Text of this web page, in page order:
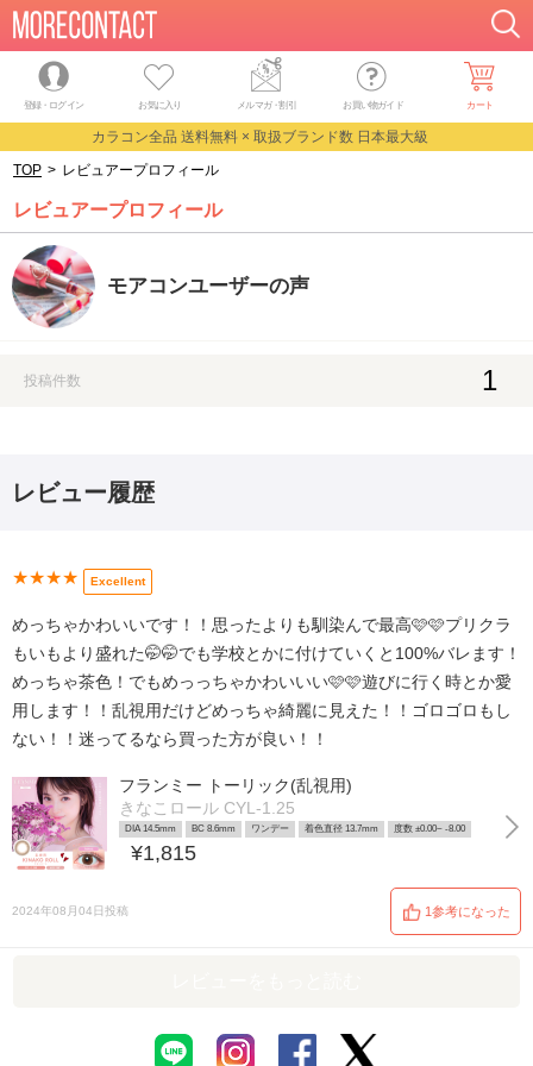
登録・ログイン お気に入り メルマガ・割引 お買い物ガイド カート
カラコン全品 送料無料 × 取扱ブランド数 日本最大級
TOP > レビュアープロフィール
レビュアープロフィール
モアコンユーザーの声
投稿件数 1
レビュー履歴
★★★★ Excellent
めっちゃかわいいです！！思ったよりも馴染んで最高🩷🩷プリクラ
もいもより盛れた🤭🤭でも学校とかに付けていくと100%バレます！
めっちゃ茶色！でもめっっちゃかわいいい🩷🩷遊びに行く時とか愛
用します！！乱視用だけどめっちゃ綺麗に見えた！！ゴロゴロもし
ない！！迷ってるなら買った方が良い！！
フランミー トーリック(乱視用)
きなこロール CYL-1.25
DIA 14.5mm BC 8.6mm ワンデー 着色直径 13.7mm 度数 ±0.00~ -8.00
¥1,815
2024年08月04日投稿 1参考になった